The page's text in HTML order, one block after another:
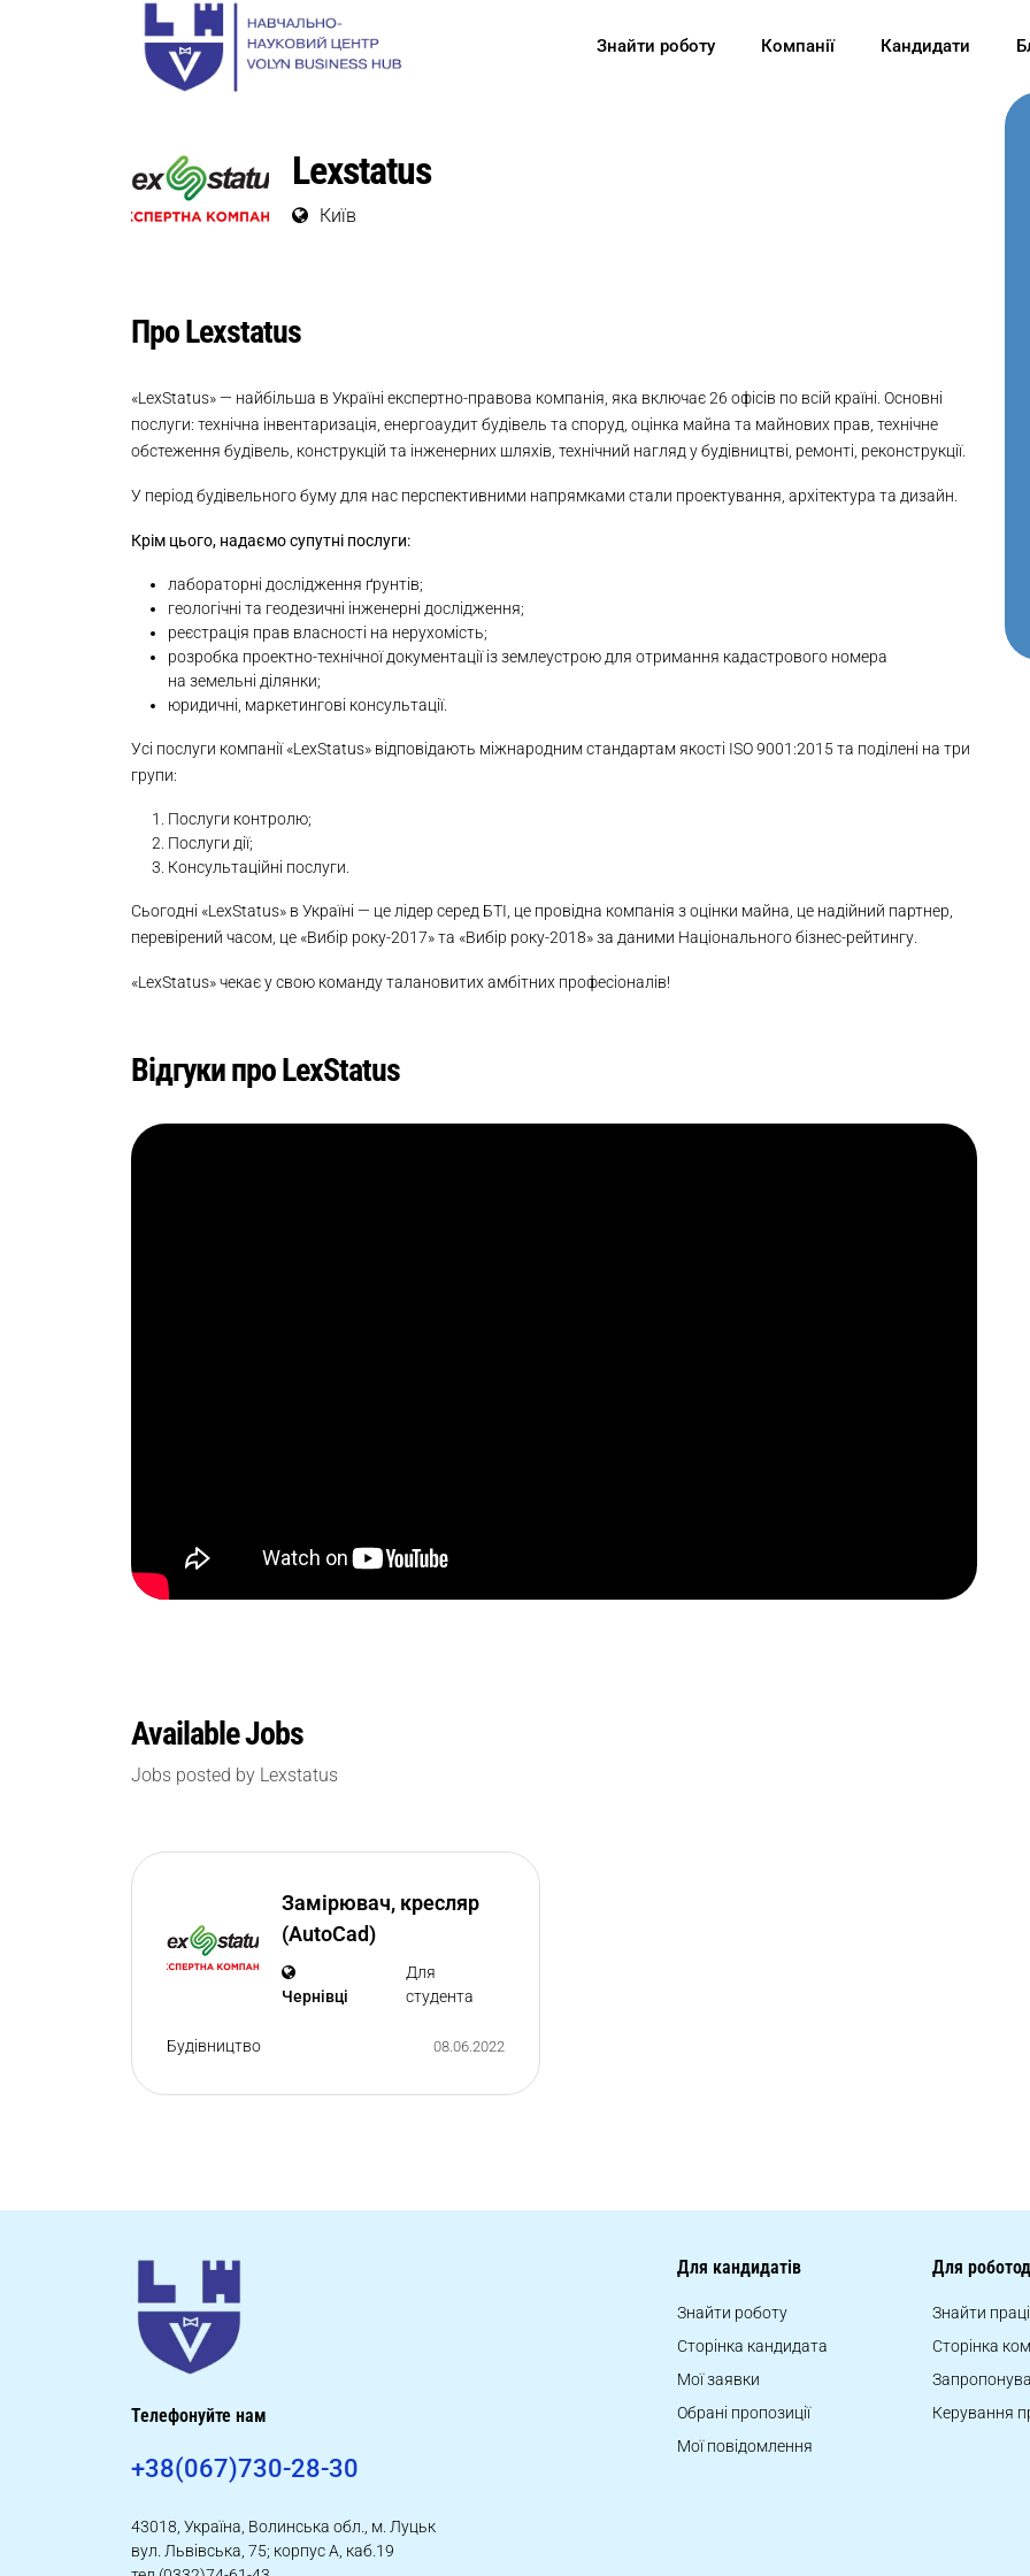
Знайти роботу Компанії Кандидати
Lexstatus
Київ
Про Lexstatus
«LexStatus» — найбільша в Україні експертно-правова компанія, яка включає 26 офісів по всій країні. Основні
послуги: технічна інвентаризація, енергоаудит будівель та споруд, оцінка майна та майнових прав, технічне
обстеження будівель, конструкцій та інженерних шляхів, технічний нагляд у будівництві, ремонті, реконструкції.
У період будівельного буму для нас перспективними напрямками стали проектування, архітектура та дизайн.
Крім цього, надаємо супутні послуги:
лабораторні дослідження ґрунтів;
геологічні та геодезичні інженерні дослідження;
реєстрація прав власності на нерухомість;
розробка проектно-технічної документації із землеустрою для отримання кадастрового номера
на земельні ділянки;
юридичні, маркетингові консультації.
Усі послуги компанії «LexStatus» відповідають міжнародним стандартам якості ISO 9001:2015 та поділені на три
групи:
Послуги контролю;
Послуги дії;
Консультаційні послуги.
Сьогодні «LexStatus» в Україні — це лідер серед БТІ, це провідна компанія з оцінки майна, це надійний партнер,
перевірений часом, це «Вибір року-2017» та «Вибір року-2018» за даними Національного бізнес-рейтингу.
«LexStatus» чекає у свою команду талановитих амбітних професіоналів!
Відгуки про LexStatus
Available Jobs
Jobs posted by Lexstatus
Замірювач, кресляр
(AutoCad)
Чернівці
Для
студента
Будівництво 08.06.2022
Телефонуйте нам
+38(067)730-28-30
43018, Україна, Волинська обл., м. Луцьк
вул. Львівська, 75; корпус А, каб.19
Для кандидатів
Знайти роботу
Сторінка кандидата
Мої заявки
Обрані пропозиції
Мої повідомлення
Для
Знайти
Сторінка
Керування